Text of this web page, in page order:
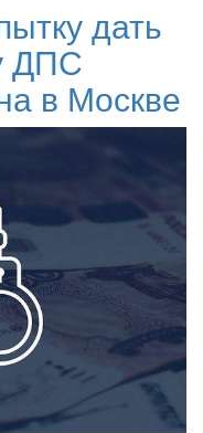
дать
ДПС
в Москве